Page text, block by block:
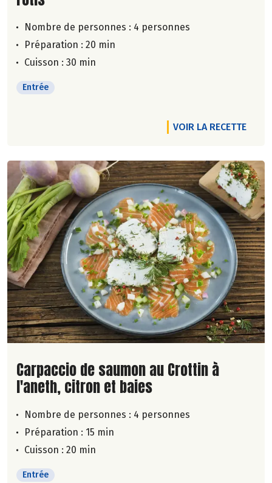
Nombre de personnes : 4 personnes
Préparation : 20 min
Cuisson : 30 min
Entrée
VOIR LA RECETTE
Lire la suite de la recette
Carpaccio de saumon au Crottin à
l'aneth, citron et baies
Nombre de personnes : 4 personnes
Préparation : 15 min
Cuisson : 20 min
Entrée